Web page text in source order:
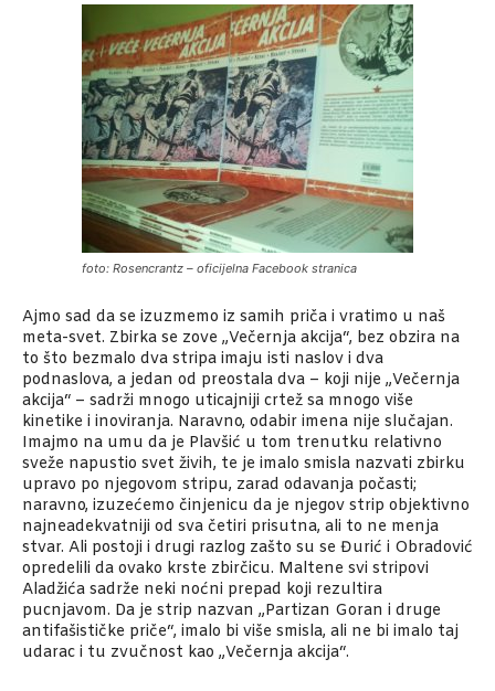
foto: Rosencrantz – oficijelna Facebook stranica
Ajmo sad da se izuzmemo iz samih priča i vratimo u naš
meta-svet. Zbirka se zove „Večernja akcija“, bez obzira na
to što bezmalo dva stripa imaju isti naslov i dva
podnaslova, a jedan od preostala dva – koji nije „Večernja
akcija“ – sadrži mnogo uticajniji crtež sa mnogo više
kinetike i inoviranja. Naravno, odabir imena nije slučajan.
Imajmo na umu da je Plavšić u tom trenutku relativno
sveže napustio svet živih, te je imalo smisla nazvati zbirku
upravo po njegovom stripu, zarad odavanja počasti;
naravno, izuzećemo činjenicu da je njegov strip objektivno
najneadekvatniji od sva četiri prisutna, ali to ne menja
stvar. Ali postoji i drugi razlog zašto su se Đurić i Obradović
opredelili da ovako krste zbirčicu. Maltene svi stripovi
Aladžića sadrže neki noćni prepad koji rezultira
pucnjavom. Da je strip nazvan „Partizan Goran i druge
antifašističke priče“, imalo bi više smisla, ali ne bi imalo taj
udarac i tu zvučnost kao „Večernja akcija“.